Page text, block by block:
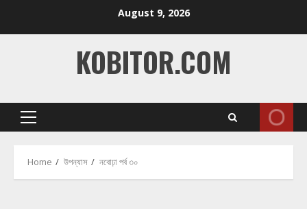
August 9, 2026
KOBITOR.COM
Primary
Home উপন্যাস নবোঢ়া পর্ব ৩০